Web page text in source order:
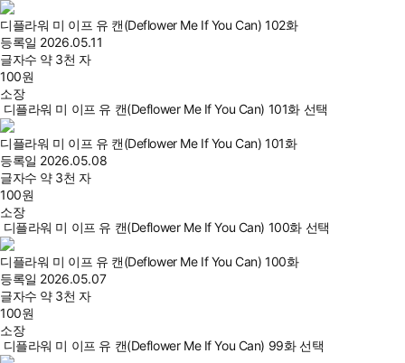
디플라워 미 이프 유 캔(Deflower Me If You Can) 102화
등록일 2026.05.11
글자수 약 3천 자
100원
소장
디플라워 미 이프 유 캔(Deflower Me If You Can) 101화 선택
디플라워 미 이프 유 캔(Deflower Me If You Can) 101화
등록일 2026.05.08
글자수 약 3천 자
100원
소장
디플라워 미 이프 유 캔(Deflower Me If You Can) 100화 선택
디플라워 미 이프 유 캔(Deflower Me If You Can) 100화
등록일 2026.05.07
글자수 약 3천 자
100원
소장
디플라워 미 이프 유 캔(Deflower Me If You Can) 99화 선택